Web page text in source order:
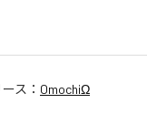
ス： OmochiΩ